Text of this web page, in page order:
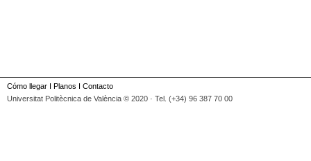
Cómo llegar I Planos I Contacto
Universitat Politècnica de València © 2020 · Tel. (+34) 96 387 70 00